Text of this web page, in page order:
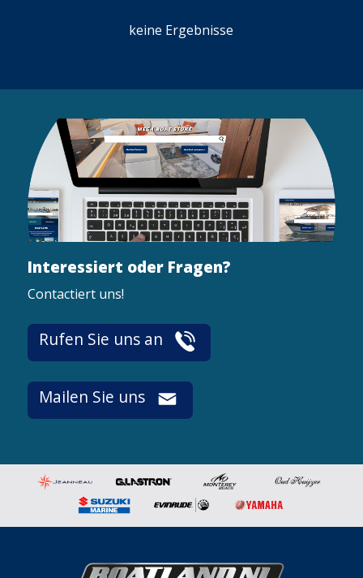
keine Ergebnisse
Interessiert oder Fragen?
Contactiert uns!
Rufen Sie uns an
Mailen Sie uns